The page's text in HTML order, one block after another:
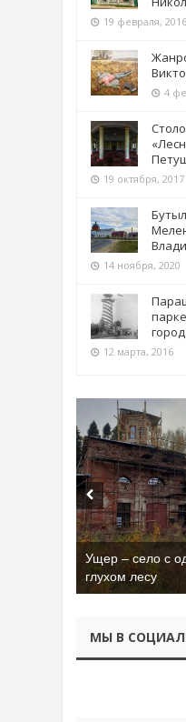
19 февраля, 2016
4
19 октября, 2017
14 ноября, 2020
12 марта, 2016
Ущер – село с
глухом лесу
МЫ В